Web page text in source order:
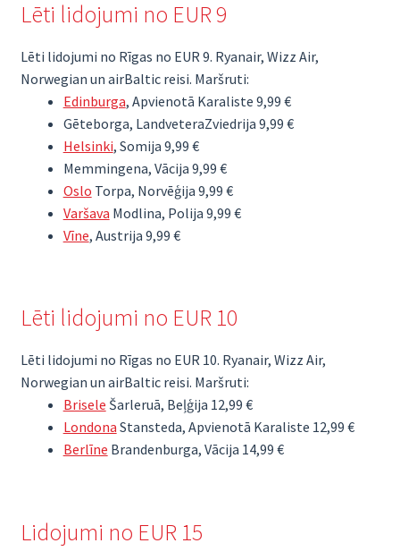
Lēti lidojumi no EUR 9
Lēti lidojumi no Rīgas no EUR 9. Ryanair, Wizz Air,
Norwegian un airBaltic reisi. Maršruti:
Edinburga, Apvienotā Karaliste 9,99 €
Gēteborga, LandveteraZviedrija 9,99 €
Helsinki, Somija 9,99 €
Memmingena, Vācija 9,99 €
Oslo Torpa, Norvēģija 9,99 €
Varšava Modlina, Polija 9,99 €
Vīne, Austrija 9,99 €
Lēti lidojumi no EUR 10
Lēti lidojumi no Rīgas no EUR 10. Ryanair, Wizz Air,
Norwegian un airBaltic reisi. Maršruti:
Brisele Šarleruā, Beļģija 12,99 €
Londona Stansteda, Apvienotā Karaliste 12,99 €
Berlīne Brandenburga, Vācija 14,99 €
Lidojumi no EUR 15